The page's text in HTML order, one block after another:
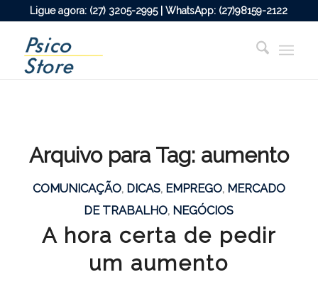
Ligue agora: (27) 3205-2995 | WhatsApp: (27)98159-2122
Arquivo para Tag: aumento
COMUNICAÇÃO, DICAS, EMPREGO, MERCADO
DE TRABALHO, NEGÓCIOS
A hora certa de pedir
um aumento